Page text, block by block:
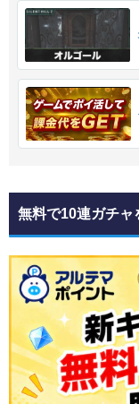
無料で10連ガチャ